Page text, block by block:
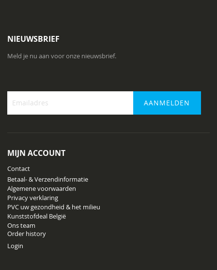
NIEUWSBRIEF
Meld je nu aan voor onze nieuwsbrief.
nieuwsbrief
AANMELDEN
MIJN ACCOUNT
Contact
Betaal- & Verzendinformatie
Algemene voorwaarden
Privacy verklaring
PVC uw gezondheid & het milieu
Kunststofdeal België
Ons team
Order history
Login